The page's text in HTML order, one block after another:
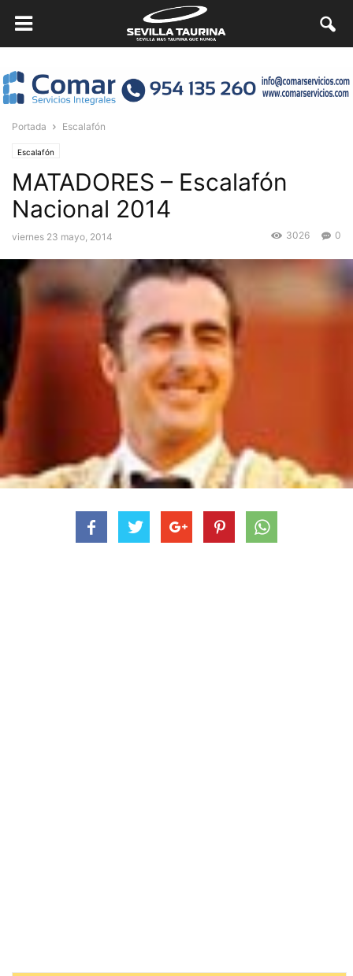
Portada Escalafón
Escalafón
MATADORES – Escalafón
Nacional 2014
viernes 23 mayo, 2014 0
3026